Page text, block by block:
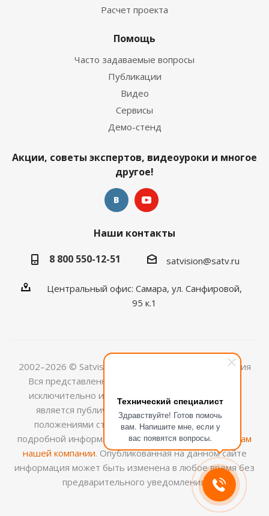
Технический специалист
Здравствуйте! Готов помочь
вам. Напишите мне, если у
вас появятся вопросы.
Расчет проекта
Помощь
Часто задаваемые вопросы
Публикации
Видео
Сервисы
Демо-стенд
Акции, советы экспертов, видеоуроки и многое
другое!
Наши контакты
8 800 550-12-51
satvision@satv.ru
Центральный офис: Самара, ул. Санфировой,
95 к.1
2002–2026 © Satvision — системы видеонаблюдения
Вся представленная на сайте информация носит
исключительно информационный характер и не
является публичной офертой, определяемой
положениями ст.437 (2) ГК РФ. Для получения
подробной информации обращайтесь кменеджерам
нашей компании. Опубликованная на данном сайте
информация может быть изменена в любое время без
предварительного уведомления.